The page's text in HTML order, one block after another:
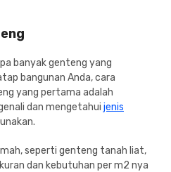
banyak genteng yang
bangunan Anda, cara
yang pertama adalah
dan mengetahui jenis
seperti genteng tanah liat,
dan kebutuhan per m2 nya